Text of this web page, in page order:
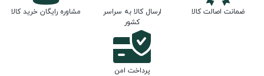
ضمانت اصالت کالا
ارسال کالا به سراسر
کشور
مشاوره رایگان خرید کالا
پرداخت امن